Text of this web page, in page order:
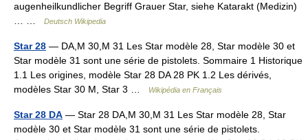
augenheilkundlicher Begriff Grauer Star, siehe Katarakt (Medizin)
Deutsch Wikipedia
Star 28 — DA,M 30,M 31 Les Star modèle 28, Star modèle 30 et
Star modèle 31 sont une série de pistolets. Sommaire 1 Historique
1.1 Les origines, modèle Star 28 DA 28 PK 1.2 Les dérivés,
modèles Star 30 M, Star 3 …
Wikipédia en Français
Star 28 DA — Star 28 DA,M 30,M 31 Les Star modèle 28, Star
modèle 30 et Star modèle 31 sont une série de pistolets.